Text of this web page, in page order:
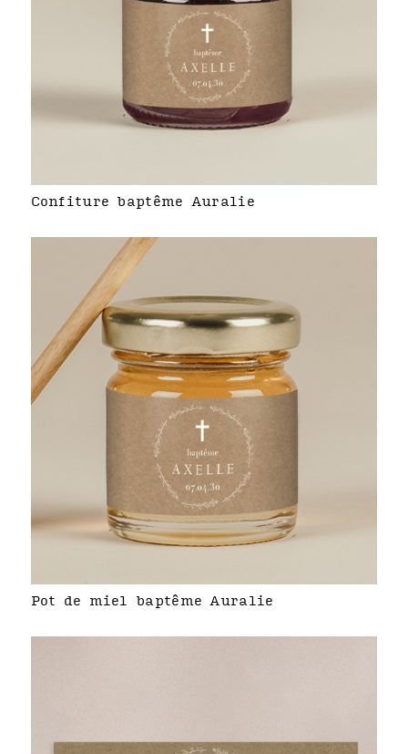
Confiture baptême Auralie
Pot de miel baptême Auralie